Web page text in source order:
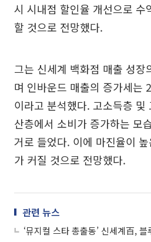
시 시내점 할인율 개선으로 수
할 것으로 전망했다.
그는 신세계 백화점 매출 성장
며 인바운드 매출의 증가세는
이라고 분석했다. 고소득층 및
산층에서 소비가 증가하는 모
거로 들었다. 이에 마진율이
가 커질 것으로 전망했다.
관련 뉴스
‘뮤지컬 스타 총출동’ 신세계百,